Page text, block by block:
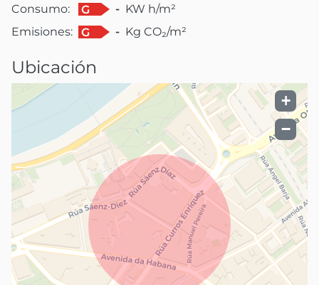
Consumo:
G - KW h/m²
Emisiones:
G - Kg CO₂/m²
Ubicación
+
−